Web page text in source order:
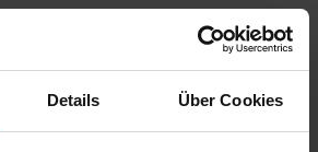
Details Über Cookies